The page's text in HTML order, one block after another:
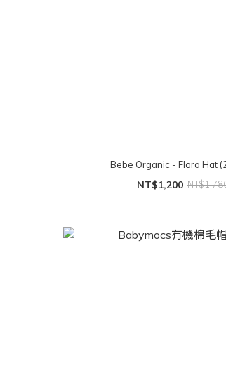
Bebe Organic - Flora Hat
NT$1,200